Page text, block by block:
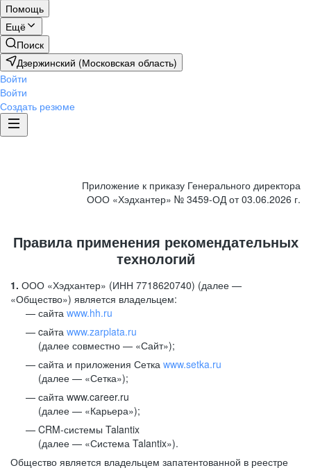
Помощь
Ещё
Поиск
Дзержинский (Московская область)
Войти
Войти
Создать резюме
Приложение к приказу Генерального директора
ООО «Хэдхантер» № 3459-ОД от 03.06.2026 г.
Правила применения рекомендательных
технологий
1. ООО «Хэдхантер» (ИНН 7718620740) (далее —
«Общество») является владельцем:
сайта www.hh.ru
cайта www.zarplata.ru
(далее совместно — «Сайт»);
сайта и приложения Сетка www.setka.ru
(далее — «Сетка»);
сайта www.career.ru
(далее — «Карьера»);
CRM-системы Talantix
(далее — «Система Talantix»).
Общество является владельцем запатентованной в реестре